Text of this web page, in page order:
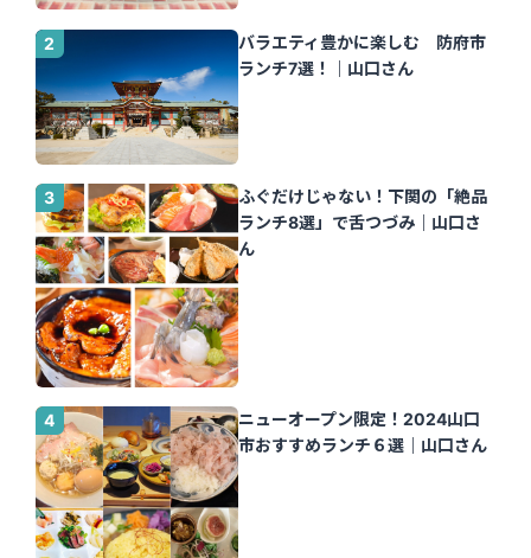
バラエティ豊かに楽しむ 防府市
ランチ7選！｜山口さん
ふぐだけじゃない！下関の「絶品
ランチ8選」で舌つづみ｜山口さ
ん
ニューオープン限定！2024山口
市おすすめランチ６選｜山口さん